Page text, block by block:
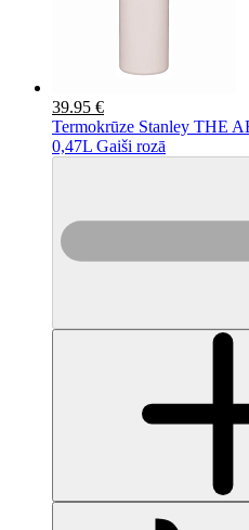
39.95 €
Termokrūze Stanley THE
0,47L Gaiši rozā